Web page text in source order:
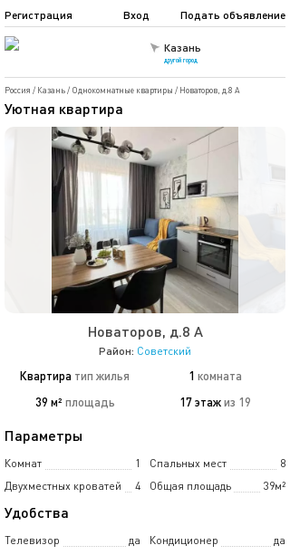
Казань
другой город
Подать объявление
Регистрация Вход
Россия / Казань/ Однокомнатные квартиры / Новаторов, д.8 А
Уютная квартира
Новаторов, д.8 А
Район: Советский
Квартира тип жилья 1 комната
39 м² площадь 17 этажиз 19
Параметры
Комнат 1 Спальных мест
8
Двухместных кроватей
4 Общая площадь 39м²
Удобства
Телевизор да Кондиционер
да